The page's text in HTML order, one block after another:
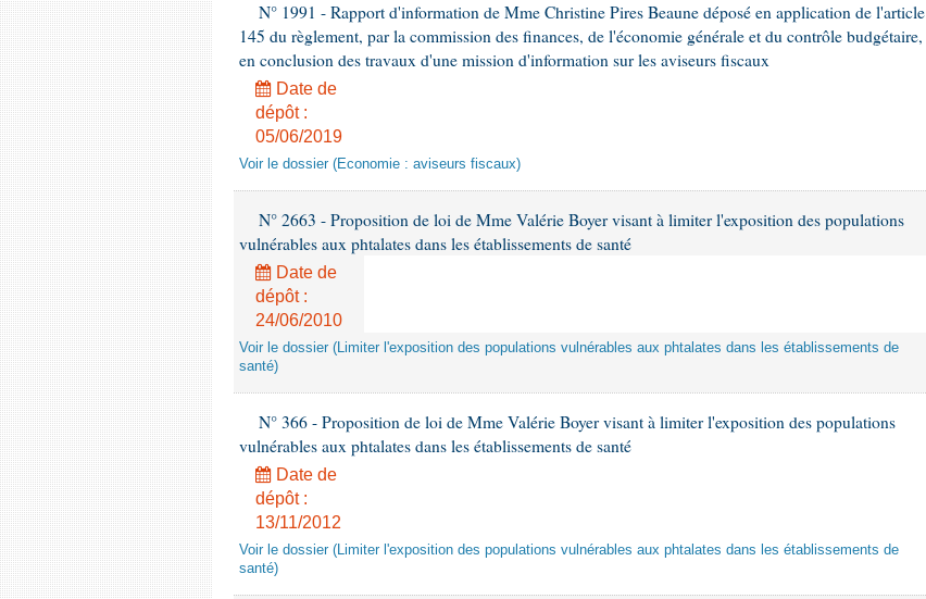
N° 1991 - Rapport d'information de Mme Christine Pires Beaune déposé en application de l'article
145 du règlement, par la commission des finances, de l'économie générale et du contrôle budgétaire,
en conclusion des travaux d'une mission d'information sur les aviseurs fiscaux
Date de
dépôt :
05/06/2019
Voir le dossier (Economie : aviseurs fiscaux)
N° 2663 - Proposition de loi de Mme Valérie Boyer visant à limiter l'exposition des populations
vulnérables aux phtalates dans les établissements de santé
Date de
dépôt :
24/06/2010
Voir le dossier (Limiter l'exposition des populations vulnérables aux phtalates dans les établissements de
santé)
N° 366 - Proposition de loi de Mme Valérie Boyer visant à limiter l'exposition des populations
vulnérables aux phtalates dans les établissements de santé
Date de
dépôt :
13/11/2012
Voir le dossier (Limiter l'exposition des populations vulnérables aux phtalates dans les établissements de
santé)